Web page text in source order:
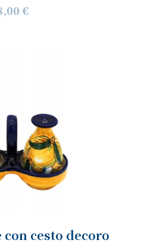
€
con cesto decoro